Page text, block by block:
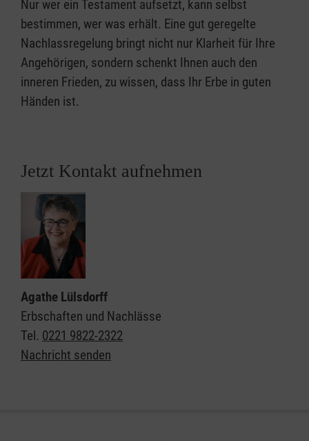
Nur wer ein Testament aufsetzt, kann selbst
bestimmen, wer was erhält. Eine gut geregelte
Nachlassregelung bringt nicht nur Klarheit für Ihre
Angehörigen, sondern schenkt Ihnen auch den
inneren Frieden, zu wissen, dass Ihr Erbe in guten
Händen ist.
Jetzt Kontakt aufnehmen
Agathe Lülsdorff
Erbschaften und Nachlässe
Tel. 0221 9822-2322
Nachricht senden